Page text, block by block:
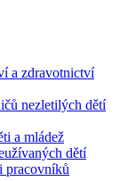
a zdravotnictví
nezletilých dětí
a mládež
dětí
pracovníků